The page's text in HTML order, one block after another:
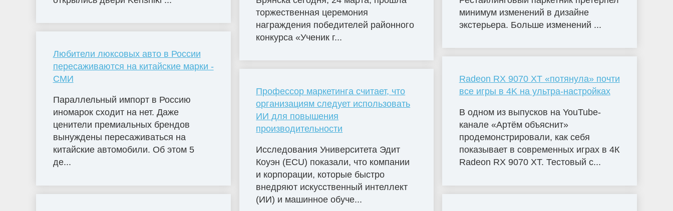
Любители люксовых авто в России
пересаживаются на китайские марки -
СМИ
Параллельный импорт в Россию
иномарок сходит на нет. Даже
ценители премиальных брендов
вынуждены пересаживаться на
китайские автомобили. Об этом 5
де...
торжественная церемония
награждения победителей районного
конкурса «Ученик г...
Профессор маркетинга считает, что
организациям следует использовать
ИИ для повышения
производительности
Исследования Университета Эдит
Коуэн (ECU) показали, что компании
и корпорации, которые быстро
внедряют искусственный интеллект
(ИИ) и машинное обуче...
минимум изменений в дизайне
экстерьера. Больше изменений ...
Radeon RX 9070 XT «потянула» почти
все игры в 4K на ультра-настройках
В одном из выпусков на YouTube-
канале «Артём объяснит»
продемонстрировали, как себя
показывает в современных играх в 4К
Radeon RX 9070 XT. Тестовый с...